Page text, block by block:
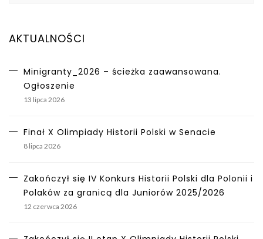
AKTUALNOŚCI
Minigranty_2026 – ścieżka zaawansowana.
Ogłoszenie
13 lipca 2026
Finał X Olimpiady Historii Polski w Senacie
8 lipca 2026
Zakończył się IV Konkurs Historii Polski dla Polonii i
Polaków za granicą dla Juniorów 2025/2026
12 czerwca 2026